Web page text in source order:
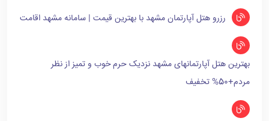
رزرو هتل آپارتمان مشهد با بهترین قیمت | سامانه مشهد اقامت
بهترین هتل آپارتمانهای مشهد نزدیک حرم خوب و تمیز از نظر
مردم+50% تخفیف